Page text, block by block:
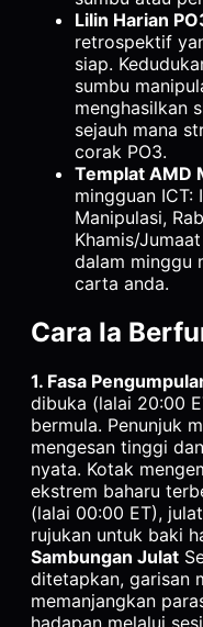
Lilin Harian
retrospektif
siap.
sumbu
menghasilkan
sejauh mana
corak PO3.
Templat AMD
mingguan ICT:
Manipulasi,
Khamis/
dalam minggu
carta anda.
Cara Ia
1. Fasa
dibuka (lalai 20:00
bermula. Penunjuk
mengesan tinggi
nyata. Kotak
ekstrem baharu
(lalai 00:00 ET),
rujukan untuk baki
Sambungan Julat
ditetapkan, garisan
memanjangkan
hadapan melalui